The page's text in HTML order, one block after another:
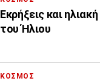
Εκρήξεις και
του Ήλιου
ΚΟΣΜΟΣ